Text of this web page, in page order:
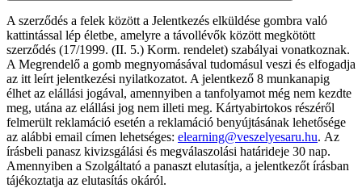
A szerződés a felek között a Jelentkezés elküldése gombra való
kattintással lép életbe, amelyre a távollévők között megkötött
szerződés (17/1999. (II. 5.) Korm. rendelet) szabályai vonatkoznak.
A Megrendelő a gomb megnyomásával tudomásul veszi és elfogadja
az itt leírt jelentkezési nyilatkozatot. A jelentkező 8 munkanapig
élhet az elállási jogával, amennyiben a tanfolyamot még nem kezdte
meg, utána az elállási jog nem illeti meg. Kártyabirtokos részéről
felmerült reklamáció esetén a reklamáció benyújtásának lehetősége
az alábbi email címen lehetséges: elearning@veszelyesaru.hu. Az
írásbeli panasz kivizsgálási és megválaszolási határideje 30 nap.
Amennyiben a Szolgáltató a panaszt elutasítja, a jelentkezőt írásban
tájékoztatja az elutasítás okáról.